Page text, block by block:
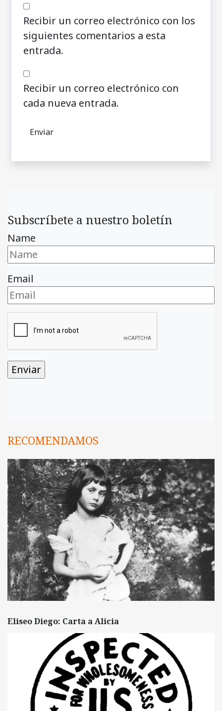
Recibir un correo electrónico con los
siguientes comentarios a esta
entrada.
Recibir un correo electrónico con
cada nueva entrada.
Subscríbete a nuestro boletín
Name
Email
RECOMENDAMOS
Eliseo Diego: Carta a Alicia